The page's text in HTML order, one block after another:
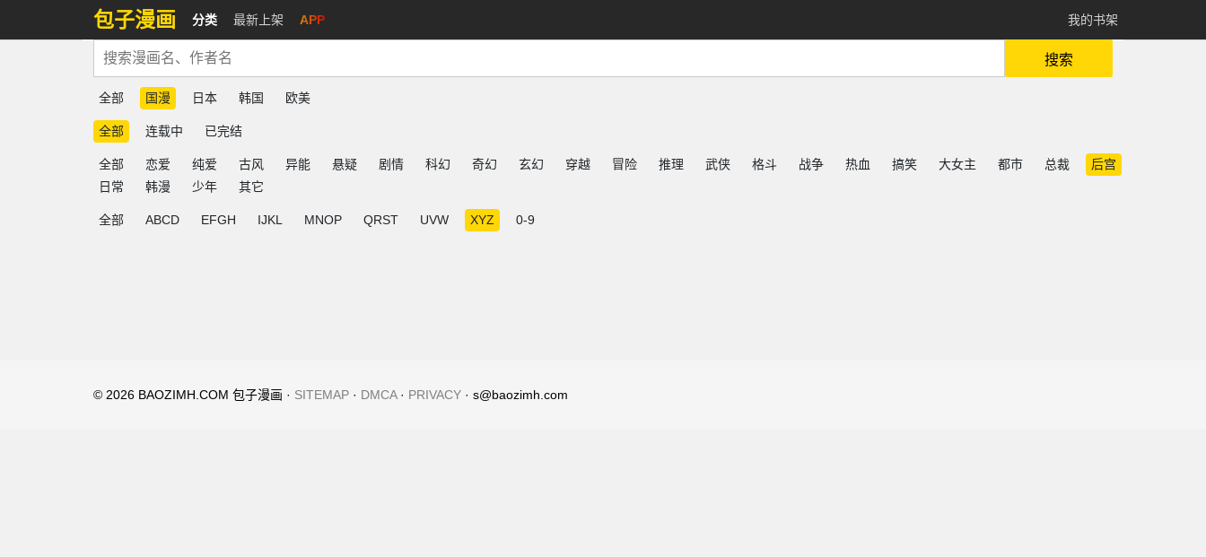
包子漫画 分类 最新上架 APP 我的书架
搜索
全部 国漫 日本 韩国 欧美
全部 连载中 已完结
全部 恋爱 纯爱 古风 异能 悬疑 剧情 科幻 奇幻 玄幻 穿越 冒险 推理 武侠 格斗 战争 热血 搞笑 大女主 都市 总裁
后宫
日常
韩漫 少年 其它
全部 ABCD EFGH IJKL MNOP QRST UVW XYZ 0-9
© 2026 BAOZIMH.COM 包子漫画 · SITEMAP · DMCA· PRIVACY · s@baozimh.com